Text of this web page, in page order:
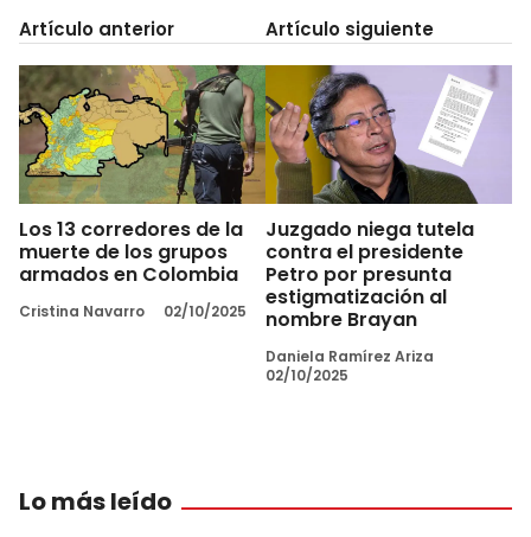
Artículo anterior
Los 13 corredores de la
muerte de los grupos
armados en Colombia
Cristina Navarro 02/10/2025
Artículo siguiente
Juzgado niega tutela
contra el presidente
Petro por presunta
estigmatización al
nombre Brayan
Daniela Ramírez Ariza
02/10/2025
Lo más leído